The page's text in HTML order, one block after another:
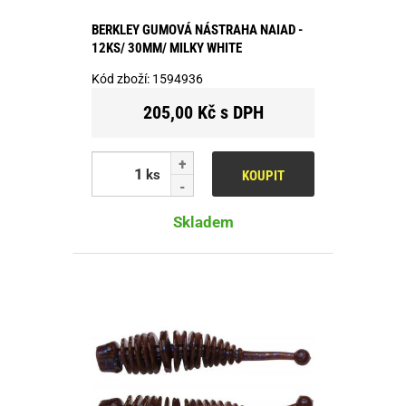
BERKLEY GUMOVÁ NÁSTRAHA NAIAD -
12KS/ 30MM/ MILKY WHITE
Kód zboží: 1594936
205,00 Kč s DPH
ks KOUPIT
Skladem